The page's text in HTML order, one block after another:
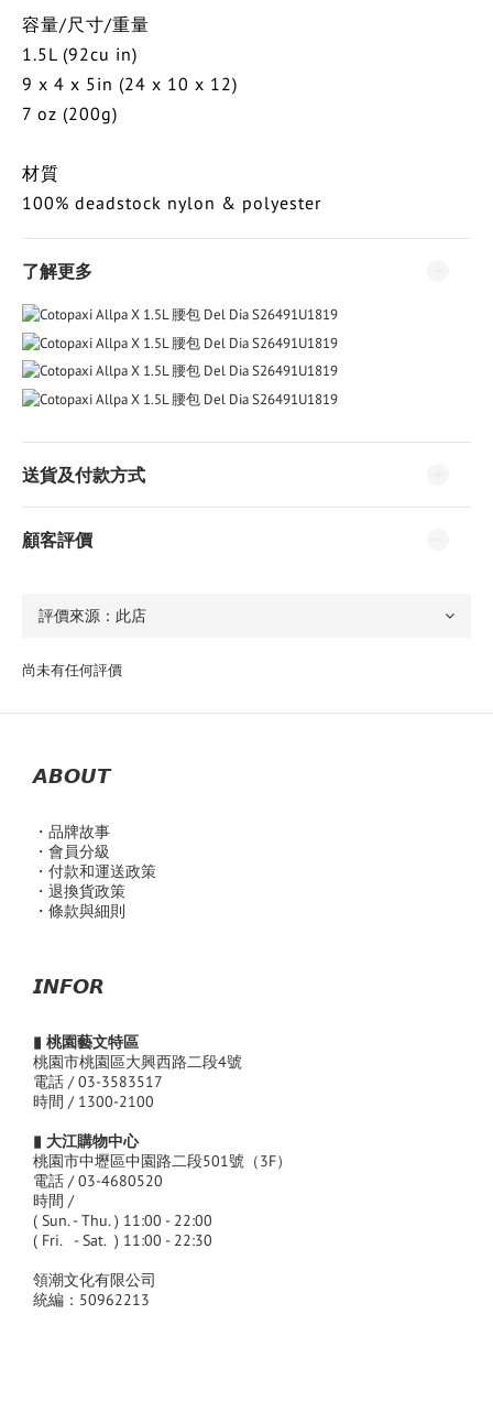
容量/尺寸/重量
1.5L (92cu in)
9 x 4 x 5in (24 x 10 x 12)
7 oz (200g)
材質
100% deadstock nylon & polyester
了解更多
送貨及付款方式
顧客評價
尚未有任何評價
𝘼𝘽𝙊𝙐𝙏
・品牌故事
・會員分級
・付款和運送政策
・退換貨政策
・條款與細則
𝙄𝙉𝙁𝙊𝙍
▮ 桃園藝文特區
桃園市桃園區大興西路二段4號
電話 / 03-3583517
時間 / 1300-2100
▮ 大江購物中心
桃園市中壢區中園路二段501號（3F）
電話 / 03-4680520
時間 /
( Sun. - Thu. ) 11:00 - 22:00
( Fri. - Sat. ) 11:00 - 22:30
領潮文化有限公司
統編：50962213